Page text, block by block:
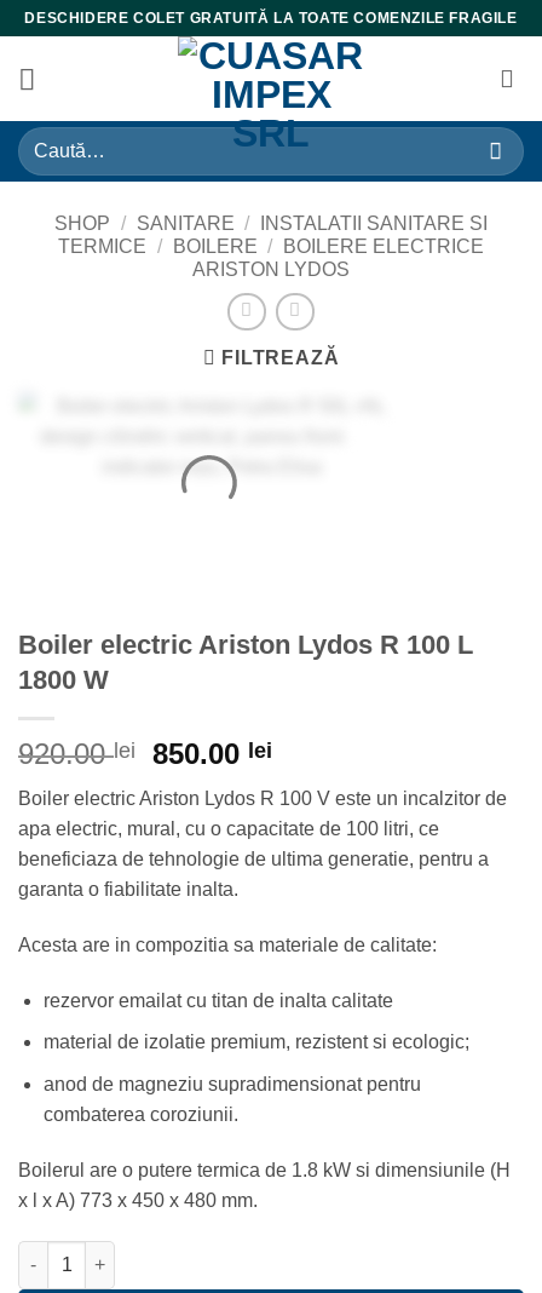
Skip
content
DESCHIDERE COLET GRATUITĂ LA TOATE COMENZILE FRAGILE
Caută
după:
SHOP / SANITARE /
INSTALATII SANITARE SI
TERMICE / BOILERE /
BOILERE ELECTRICE
ARISTON LYDOS
FILTREAZĂ
Boiler electric Ariston Lydos R 100 L
1800 W
920.00 lei
Prețul
a
fost:
920.00 lei.
850.00 lei
este:
850.00 lei.
Boiler electric Ariston Lydos R 100 V este un incalzitor de
apa electric, mural, cu o capacitate de 100 litri, ce
beneficiaza de tehnologie de ultima generatie, pentru a
garanta o fiabilitate inalta.
Acesta are in compozitia sa materiale de calitate:
rezervor emailat cu titan de inalta calitate
material de izolatie premium, rezistent si ecologic;
anod de magneziu supradimensionat pentru
combaterea coroziunii.
Boilerul are o putere termica de 1.8 kW si dimensiunile (H
x l x A) 773 x 450 x 480 mm.
Cantitate Boiler electric Ariston Lydos R 100 L 1800 W